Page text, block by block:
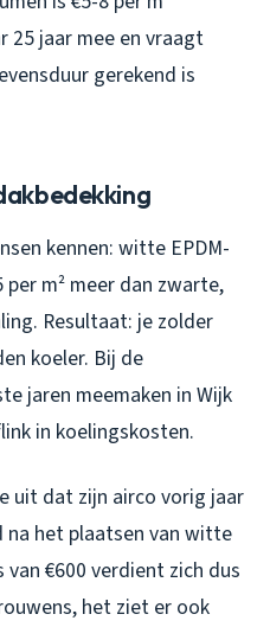
25 jaar mee en vraagt
gerekend is
kennen: witte EPDM-
m² meer dan zwarte,
Resultaat: je zolder
koeler. Bij de
jaren meemaken in Wijk
in koelingskosten.
uit dat zijn airco vorig jaar
na het plaatsen van witte
€600 verdient zich dus
het ziet er ook